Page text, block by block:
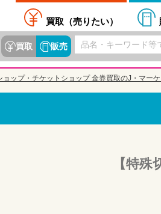
買取（売りたい）
買取 販売
ョップ・チケットショップ 金券買取のJ・マーケ
【特